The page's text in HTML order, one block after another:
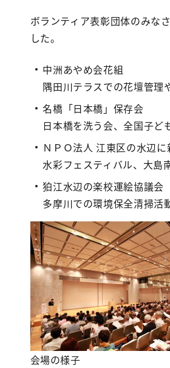
ボランティア表彰団体のみな
した。
中洲あやめ会花組
隅田川テラスでの花壇管理
名橋「日本橋」保存会
日本橋を洗う会、全国子ど
ＮＰＯ法人 江東区の水辺
水彩フェスティバル、大島
狛江水辺の楽校運絵協議会
多摩川での環境保全清掃活
会場の様子